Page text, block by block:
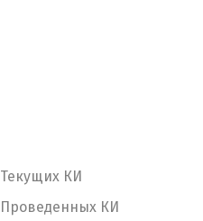
Текущих КИ
Проведенных КИ